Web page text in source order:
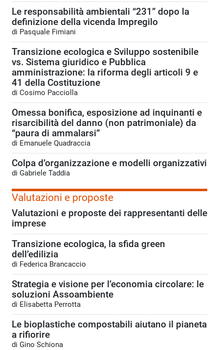
Le responsabilità ambientali “231” dopo la
definizione della vicenda Impregilo
di Pasquale Fimiani
Transizione ecologica e Sviluppo sostenibile
vs. Sistema giuridico e Pubblica
amministrazione: la riforma degli articoli 9 e
41 della Costituzione
di Cosimo Pacciolla
Omessa bonifica, esposizione ad inquinanti e
risarcibilità del danno (non patrimoniale) da
“paura di ammalarsi”
di Emanuele Quadraccia
Colpa d’organizzazione e modelli organizzativi
di Gabriele Taddia
Valutazioni e proposte
Valutazioni e proposte dei rappresentanti delle
imprese
Transizione ecologica, la sfida green
dell’edilizia
di Federica Brancaccio
Strategia e visione per l’economia circolare: le
soluzioni Assoambiente
di Elisabetta Perrotta
Le bioplastiche compostabili aiutano il pianeta
a rifiorire
di Gino Schiona